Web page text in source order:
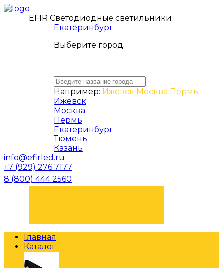
EFIR Светодиодные светильники
Екатеринбург
Выберите город
Например: Ижевск Москва Пермь
Ижевск
Москва
Пермь
Екатеринбург
Тюмень
Казань
info@efirled.ru
+7 (929) 276 7177
8 (800) 444 2560
Главная
Каталог